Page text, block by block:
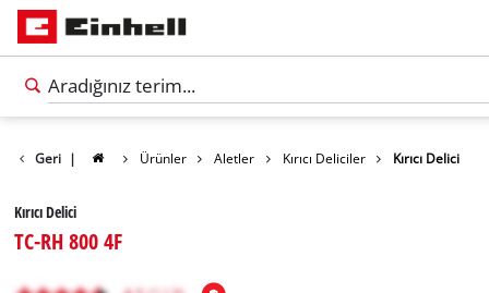
Geri | Ürünler Aletler Kırıcı Deliciler Kırıcı Delici
Kırıcı Delici
TC-RH 800 4F